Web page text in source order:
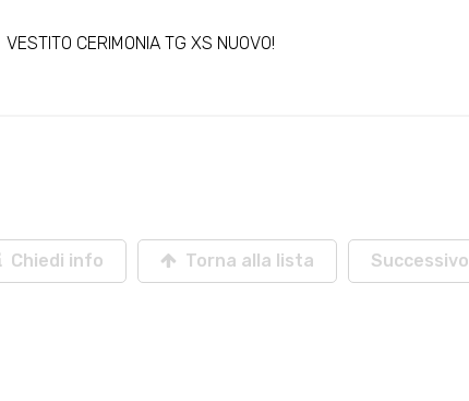
VESTITO CERIMONIA TG XS NUOVO!
Chiedi info Torna alla lista Successivo